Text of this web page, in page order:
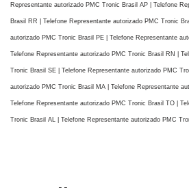
Representante autorizado PMC Tronic Brasil AP | Telefone
Brasil RR | Telefone Representante autorizado PMC Tronic
autorizado PMC Tronic Brasil PE | Telefone Representante
Telefone Representante autorizado PMC Tronic Brasil RN |
Tronic Brasil SE | Telefone Representante autorizado PMC
autorizado PMC Tronic Brasil MA | Telefone Representante
Telefone Representante autorizado PMC Tronic Brasil TO |
Tronic Brasil AL | Telefone Representante autorizado PMC